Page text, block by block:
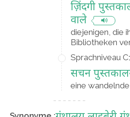
ज़िंदगी
वाले
diejenigen, die
Bibliotheken
Sprachniveau
सचन
eine